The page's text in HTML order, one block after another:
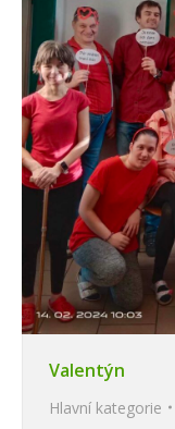
Valentýn
Hlavní kategorie